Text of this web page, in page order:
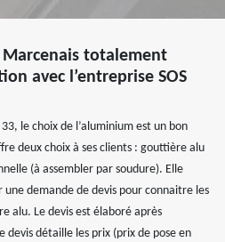
totalement
avec l’entreprise SOS
le choix de l’aluminium est un bon
deux choix à ses clients : gouttière alu
(à assembler par soudure). Elle
demande de devis pour connaitre les
alu. Le devis est élaboré après
devis détaille les prix (prix de pose en